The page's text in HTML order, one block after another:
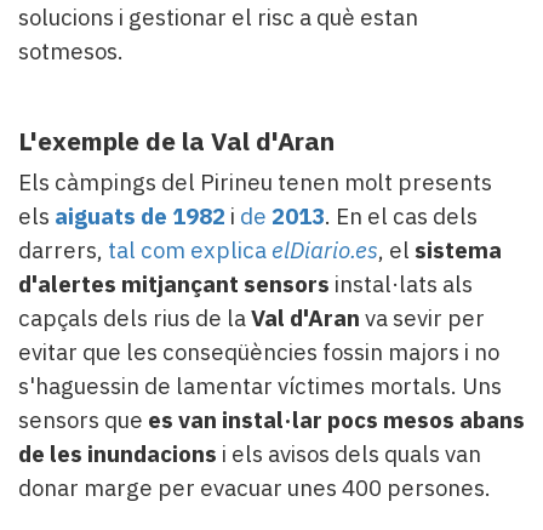
solucions i gestionar el risc a què estan
sotmesos.
L'exemple de la Val d'Aran
Els càmpings del Pirineu tenen molt presents
els aiguats de 1982 i de 2013. En el cas dels
darrers, tal com explica elDiario.es, el sistema
d'alertes mitjançant sensors instal·lats als
capçals dels rius de laVal d'Aran va sevir per
evitar que les conseqüències fossin majors i no
s'haguessin de lamentar víctimes mortals. Uns
sensors que es van instal·lar pocs mesos abans
de les inundacions i els avisos dels quals van
donar marge per evacuar unes 400 persones.